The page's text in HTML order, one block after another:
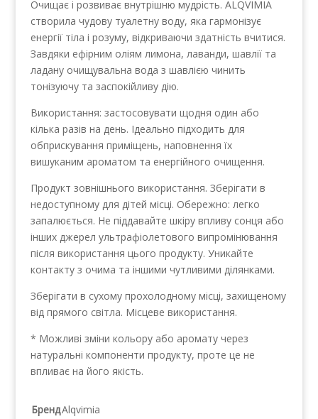
Очищає і розвиває внутрішню мудрість. ALQVIMIA
створила чудову туалетну воду, яка гармонізує
енергії тіла і розуму, відкриваючи здатність вчитися.
Завдяки ефірним оліям лимона, лаванди, шавлії та
ладану очищувальна вода з шавлією чинить
тонізуючу та заспокійливу дію.
Використання: застосовувати щодня один або
кілька разів на день. Ідеально підходить для
обприскування приміщень, наповнення їх
вишуканим ароматом та енергійного очищення.
Продукт зовнішнього використання. Зберігати в
недоступному для дітей місці. Обережно: легко
запалюється. Не піддавайте шкіру впливу сонця або
інших джерел ультрафіолетового випромінювання
після використання цього продукту. Уникайте
контакту з очима та іншими чутливими ділянками.
Зберігати в сухому прохолодному місці, захищеному
від прямого світла. Місцеве використання.
* Можливі зміни кольору або аромату через
натуральні компоненти продукту, проте це не
впливає на його якість.
БрендAlqvimia